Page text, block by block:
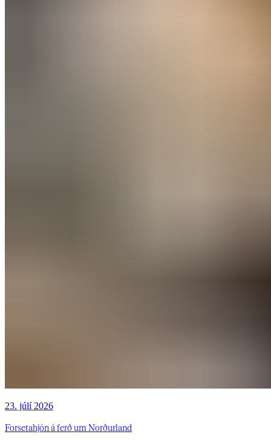
23. júlí 2026
Forsetahjón á ferð um Norðurland